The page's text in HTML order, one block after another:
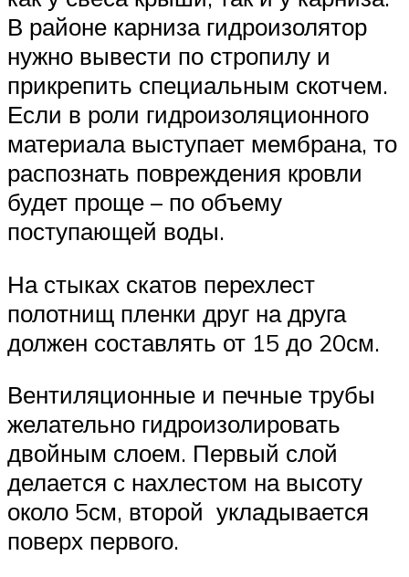
В районе карниза гидроизолятор
нужно вывести по стропилу и
прикрепить специальным скотчем.
Если в роли гидроизоляционного
материала выступает мембрана, то
распознать повреждения кровли
будет проще – по объему
поступающей воды.
На стыках скатов перехлест
полотнищ пленки друг на друга
должен составлять от 15 до 20см.
Вентиляционные и печные трубы
желательно гидроизолировать
двойным слоем. Первый слой
делается с нахлестом на высоту
около 5см, второй укладывается
поверх первого.